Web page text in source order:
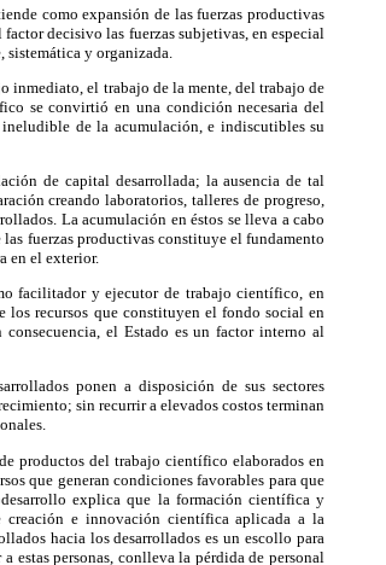
como expansión de las fuerzas productivas
decisivo las fuerzas subjetivas, en especial
y organizada.
inmediato, el trabajo de la mente, del trabajo de
se convirtió en una condición necesaria del
de la acumulación, e indiscutibles su
de capital desarrollada; la ausencia de tal
creando laboratorios, talleres de progreso,
La acumulación en éstos se lleva a cabo
fuerzas productivas constituye el fundamento
en el exterior.
facilitador y ejecutor de trabajo científico, en
los recursos que constituyen el fondo social en
el Estado es un factor interno al
ponen a disposición de sus sectores
sin recurrir a elevados costos terminan
productos del trabajo científico elaborados en
que generan condiciones favorables para que
explica que la formación científica y
creación e innovación científica aplicada a la
hacia los desarrollados es un escollo para
estas personas, conlleva la pérdida de personal